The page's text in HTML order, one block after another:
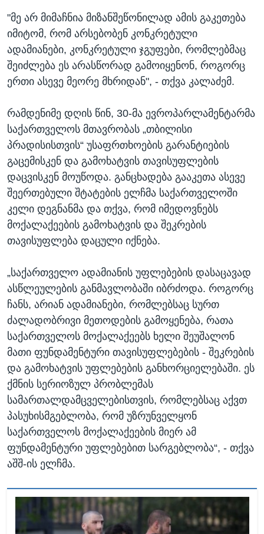
"მე არ მიმაჩნია მიზანშეწონილად ამის გაკეთება
იმიტომ, რომ არსებობენ კონკრეტული
ადამიანები, კონკრეტული ჯგუფები, რომლებმაც
შეიძლება ეს არასწორად გამოიყენონ, როგორც
ერთი ასევე მეორე მხრიდან", - თქვა კალაძემ.
რამდენიმე დღის წინ, 30-მა ევროპარლამენტარმა
საქართველოს მთავრობას „თბილისი
პრადისისთვის“ უსაფრთხოების გარანტიების
გაცემისკენ და გამოხატვის თავისუფლების
დაცვისკენ მოუწოდა. განცხადება გააკეთა ასევე
შეერთებული შტატების ელჩმა საქართველოში
კელი დეგნანმა და თქვა, რომ იმედოვნებს
მოქალაქეების გამოხატვის და შეკრების
თავისუფლება დაცული იქნება.
„საქართველო ადამიანის უფლებების დასაცავად
ასწლეულების განმავლობაში იბრძოდა. როგორც
ჩანს, არიან ადამიანები, რომლებსაც სურთ
ძალადობრივი მეთოდების გამოყენება, რათა
საქართველოს მოქალაქეებს ხელი შეუშალონ
მათი ფუნდამენტური თავისუფლებების - შეკრების
და გამოხატვის უფლებების განხორციელებაში. ეს
ქმნის სერიოზულ პრობლემას
სამართალდამცველებისთვის, რომლებსაც აქვთ
პასუხისმგებლობა, რომ უზრუნველყონ
საქართველოს მოქალაქეების მიერ ამ
ფუნდამენტური უფლებებით სარგებლობა“, - თქვა
აშშ-ის ელჩმა.